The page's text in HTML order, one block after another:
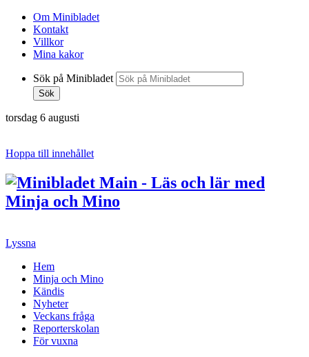
Om Minibladet
Kontakt
Villkor
Mina kakor
Sök på Minibladet
Sök
torsdag 6 augusti
Hoppa till innehållet
Lyssna
Hem
Minja och Mino
Kändis
Nyheter
Veckans fråga
Reporterskolan
För vuxna